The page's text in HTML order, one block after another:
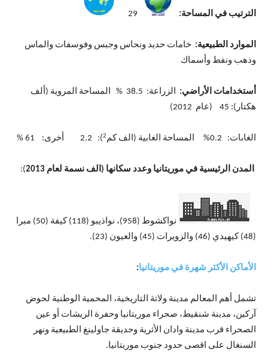
الترتيب في المساحة:
الموارد الطبيعية: خامات حديد ونحاس وجبس وفوسفات والماس
وذهب ونفط وأسماك
أستخدامات الأراضي:
الزراعة: 38.5 % المساحة المروية (ألف
هكتار): 45 (عام 2012)
الغابات: 0.2% المساحة الغابية (الف كم 2): 2.2 أخرى: 61 %
المدن الرئيسية في موريتانيا وعدد سكانها (الف نسمة لعام 2013 ):
نواكشوط (958)، نواذيبو (118) كيفة (50) مبرا
(48) كيهيدي (46) والزويرات (45) والعيون (23).
الأماكن الأكثر شهرة في موريتانيا:
تشمل أهم المعالم مدينة ولاتة التاريخية، المحمية الوطنية لحوض
آركين، مدينة شنقيط، صحراء موريتانيا وحفرة الريشات أو عين
الصحراء قرب مدينة وادان الأثرية وحديقة جاولينغ الطبيعية ونهر
السنغال على اقصى حدود جنوب موريتانيا.